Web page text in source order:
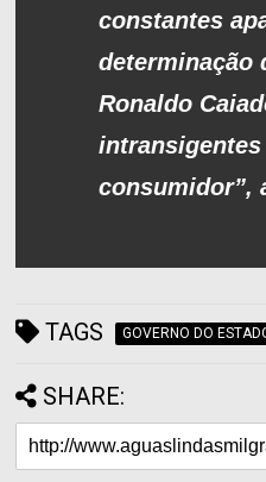
constantes
determinação
Ronaldo
consumidor”,
TAGS GOVERNO DO
SHARE: